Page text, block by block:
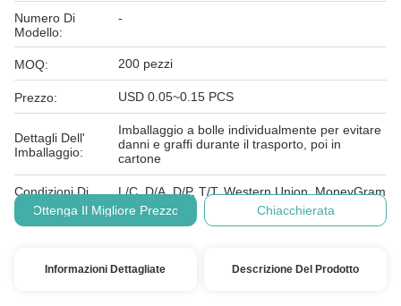
Numero Di
Modello:
-
MOQ: 200 pezzi
Prezzo: USD 0.05~0.15 PCS
Dettagli Dell'
Imballaggio:
Imballaggio a bolle individualmente per evitare
danni e graffi durante il trasporto, poi in
cartone
Condizioni Di
Pagamento:
L/C, D/A, D/P, T/T, Western Union, MoneyGram
Ottenga Il Migliore Prezzo
Chiacchierata
Informazioni Dettagliate Descrizione Del Prodotto